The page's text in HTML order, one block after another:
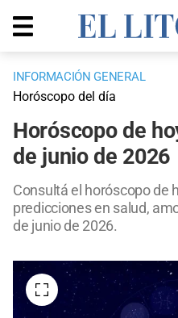
INFORMACIÓN GENERAL
Horóscopo del día
Horóscopo de
de junio de 2026
Consultá el horóscopo de
predicciones en salud,
de junio de 2026.